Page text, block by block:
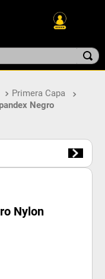
Primera Capa
Negro
Nylon